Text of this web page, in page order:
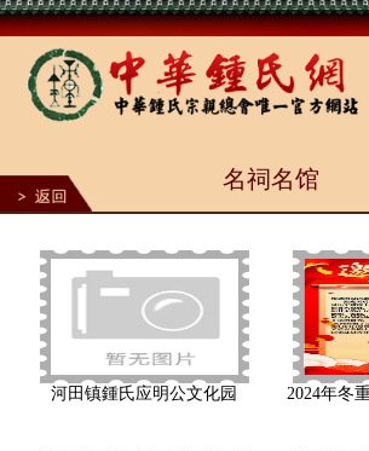
名祠名馆
河田镇鍾氏应明公文化园
2024年冬